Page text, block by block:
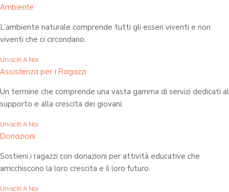
Ambiente
L’ambiente naturale comprende tutti gli esseri viventi e non
viventi che ci circondano.
Unisciti A Noi
Assistenza per i Ragazzi
Un termine che comprende una vasta gamma di servizi dedicati al
supporto e alla crescita dei giovani.
Unisciti A Noi
Donazioni
Sostieni i ragazzi con donazioni per attività educative che
arricchiscono la loro crescita e il loro futuro.
Unisciti A Noi